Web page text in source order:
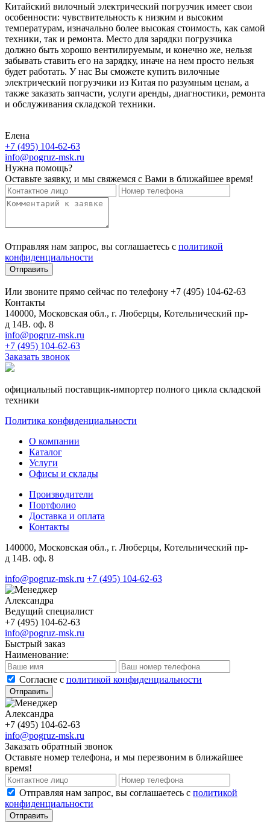
Китайский вилочный электрический погрузчик имеет свои
особенности: чувствительность к низким и высоким
температурам, изначально более высокая стоимость, как самой
техники, так и ремонта. Место для зарядки погрузчика
должно быть хорошо вентилируемым, и конечно же, нельзя
забывать ставить его на зарядку, иначе на нем просто нельзя
будет работать. У нас Вы сможете купить вилочные
электрический погрузчики из Китая по разумным ценам, а
также заказать запчасти, услуги аренды, диагностики, ремонта
и обслуживания складской техники.
Елена
+7 (495) 104-62-63
info@pogruz-msk.ru
Нужна помощь?
Оставьте заявку, и мы свяжемся с Вами в ближайшее время!
Отправляя нам запрос, вы соглашаетесь с политикой
конфиденциальности
Отправить
Или звоните прямо сейчас по телефону +7 (495) 104-62-63
Контакты
140000, Московская обл., г. Люберцы, Котельнический пр-
д 14В. оф. 8
info@pogruz-msk.ru
+7 (495) 104-62-63
Заказать звонок
официальный поставщик-импортер полного цикла складской
техники
Политика конфиденциальности
О компании
Каталог
Услуги
Офисы и склады
Производители
Портфолио
Доставка и оплата
Контакты
140000, Московская обл., г. Люберцы, Котельнический пр-
д 14В. оф. 8
info@pogruz-msk.ru +7 (495) 104-62-63
Александра
Ведущий специалист
+7 (495) 104-62-63
info@pogruz-msk.ru
Быстрый заказ
Наименование:
Cогласие с политикой конфиденциальности
Отправить
Александра
+7 (495) 104-62-63
info@pogruz-msk.ru
Заказать обратный звонок
Оставьте номер телефона, и мы перезвоним в ближайшее
время!
Отправляя нам запрос, вы соглашаетесь с политикой
конфиденциальности
Отправить